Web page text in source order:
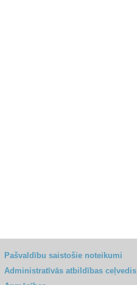
Pašvaldību saistošie noteikumi
Administratīvās atbildības ceļvedis